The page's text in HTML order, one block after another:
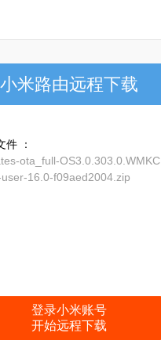
小米路由远程下载
件 ：
ota_full-OS3.0.303.0.WMKC
user-16.0-f09aed2004.zip
登录小米账号
开始远程下载